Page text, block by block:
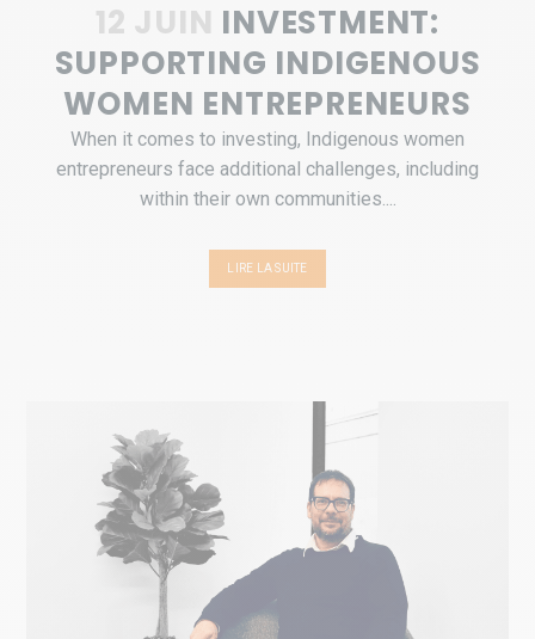
12 JUIN INVESTMENT:
SUPPORTING INDIGENOUS
WOMEN ENTREPRENEURS
When it comes to investing, Indigenous women
entrepreneurs face additional challenges, including
within their own communities....
LIRE LA SUITE